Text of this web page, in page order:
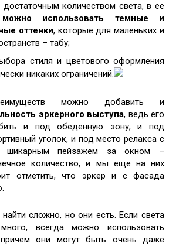
достаточным количеством света, в ее
можно использовать темные и
оттенки, которые для маленьких и
– табу;
стиля и цветового оформления
никаких ограничений.
можно добавить и
эркерного выступа, ведь его
и под обеденную зону, и под
уголок, и под место релакса с
пейзажем за окном –
количество, и мы еще на них
отметить, что эркер и с фасада
найти сложно, но они есть. Если света
всегда можно использовать
они могут быть очень даже